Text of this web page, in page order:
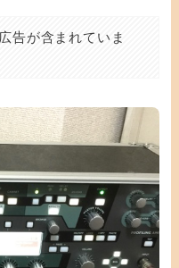
告が含まれていま